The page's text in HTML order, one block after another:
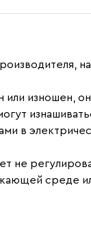
изношен,
в
не
среде